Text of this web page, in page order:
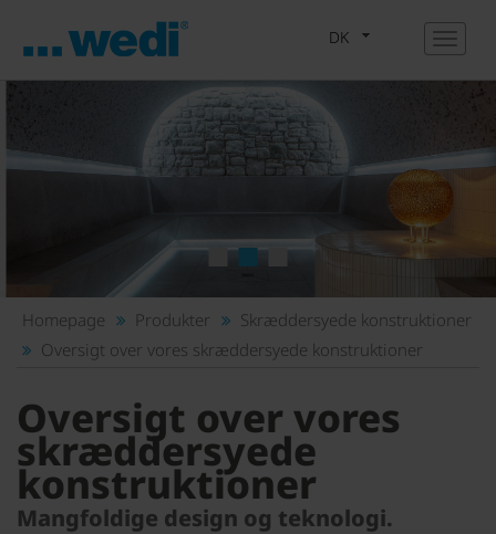
DK
Homepage Produkter
Skræddersyede konstruktioner
Oversigt over vores skræddersyede konstruktioner
Oversigt over vores
skræddersyede
konstruktioner
Mangfoldige design og teknologi.